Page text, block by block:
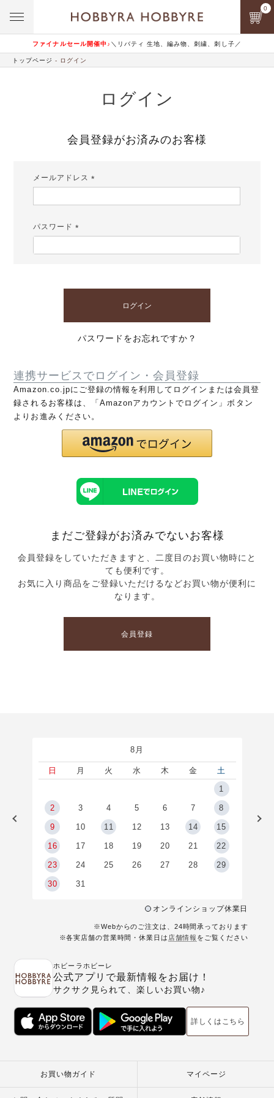
ファイナルセール開催中♪ ＼リバティ 生地、編み物、刺繍、刺し子／
0
トップページ ログイン
ログイン
会員登録がお済みのお客様
メールアドレス
パスワード
ログイン
パスワードをお忘れですか？
連携サービスでログイン・会員登録
Amazon.co.jpにご登録の情報を利用してログインまたは会員登
録されるお客様は、「Amazonアカウントでログイン」ボタン
よりお進みください。
まだご登録がお済みでないお客様
会員登録をしていただきますと、二度目のお買い物時にと
ても便利です。
お気に入り商品をご登録いただけるなどお買い物が便利に
なります。
会員登録
8月
日 月 火 水 木 金
土
1
2 3 4 5 6 7 8
9 10 11 12 13 14 15
16 17 18 19 20 21 22
23 24 25 26 27 28 29
30 31
オンラインショップ休業日
※Webからのご注文は、24時間承っております
※各実店舗の営業時間・休業日は 店舗情報 をご覧ください
ホビーラホビーレ
公式アプリで最新情報をお届け！
サクサク見られて、楽しいお買い物♪
詳しくはこちら
お買い物ガイド マイページ